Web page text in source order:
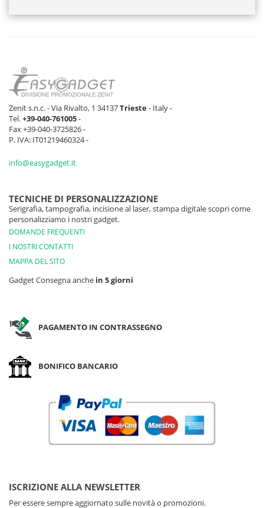
Zenit s.n.c. - Via Rivalto, 1 34137Trieste- Italy -
Tel.+39-040-761005-
Fax +39-040-3725826 -
P. IVA: IT01219460324 -
info@easygadget.it
TECNICHE DI PERSONALIZZAZIONE
Serigrafia, tampografia, incisione al laser, stampa digitale scopri come
personalizziamo i nostri gadget.
DOMANDE FREQUENTI
I NOSTRI CONTATTI
MAPPA DEL SITO
Gadget Consegna anche in 5 giorni
PAGAMENTO IN CONTRASSEGNO
BONIFICO BANCARIO
ISCRIZIONE ALLA NEWSLETTER
Per essere sempre aggiornato sulle novità o promozioni.